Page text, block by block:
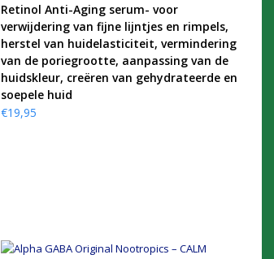
KOOP PRODUCT
Retinol Anti-Aging serum- voor
verwijdering van fijne lijntjes en rimpels,
herstel van huidelasticiteit, vermindering
van de poriegrootte, aanpassing van de
huidskleur, creëren van gehydrateerde en
soepele huid
€19,95